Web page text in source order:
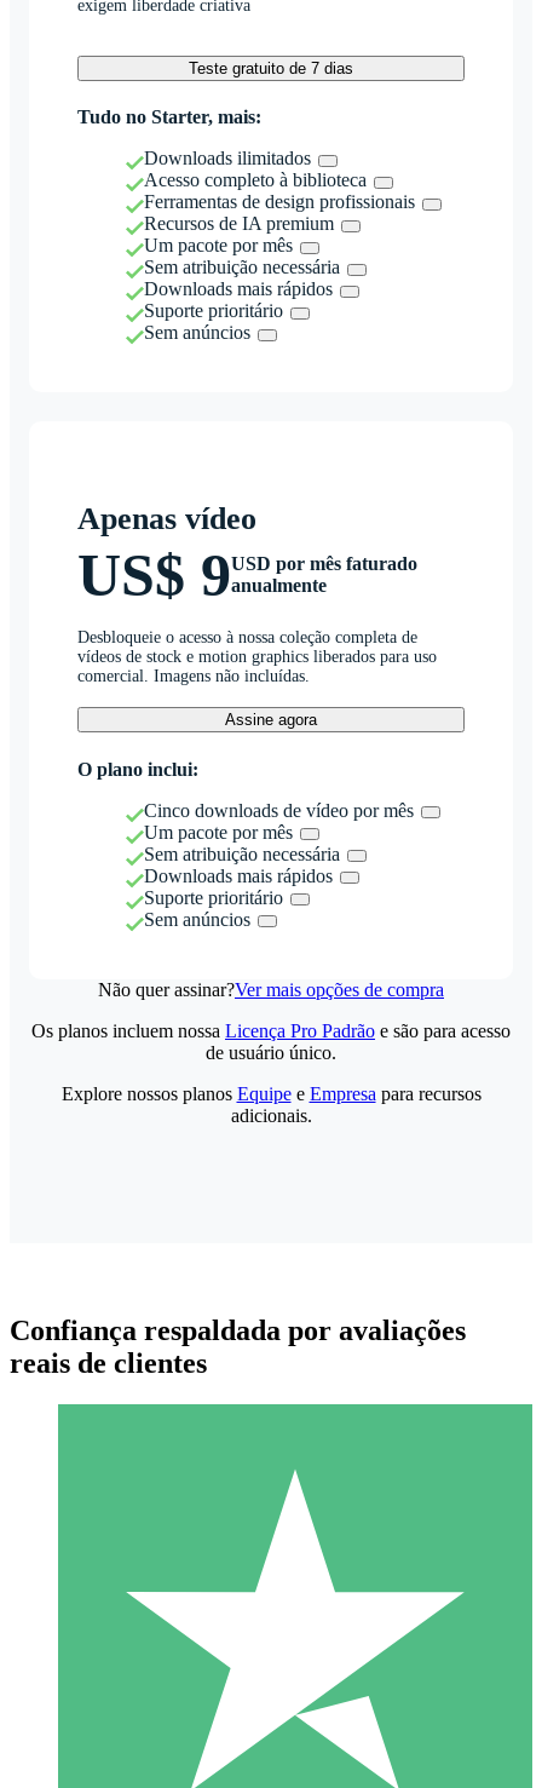
exigem liberdade criativa
Teste gratuito de 7 dias
Tudo no Starter, mais:
Downloads ilimitados
Acesso completo à biblioteca
Ferramentas de design profissionais
Recursos de IA premium
Um pacote por mês
Sem atribuição necessária
Downloads mais rápidos
Suporte prioritário
Sem anúncios
Apenas vídeo
US$ 9USD por mês faturado
anualmente
Desbloqueie o acesso à nossa coleção completa de
vídeos de stock e motion graphics liberados para uso
comercial. Imagens não incluídas.
Assine agora
O plano inclui:
Cinco downloads de vídeo por mês
Um pacote por mês
Sem atribuição necessária
Downloads mais rápidos
Suporte prioritário
Sem anúncios
Não quer assinar?Ver mais opções de compra
Pacotes de Créditos Individuais
Pague conforme o uso com créditos de download. Sem
1000
Os planos incluem nossa Licença Pro Padrão e são para acesso
de usuário único.
Explore nossos planos Equipee Empresa para recursos
adicionais.
Confiança respaldada por avaliações
reais de clientes